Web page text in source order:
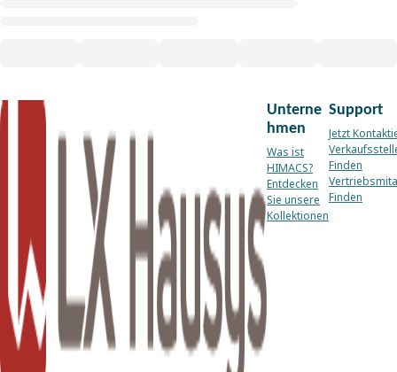
Unterne
hmen
Was ist
HIMACS?
Entdecken
Sie unsere
Kollektionen
Support
Jetzt
Finden
Finden